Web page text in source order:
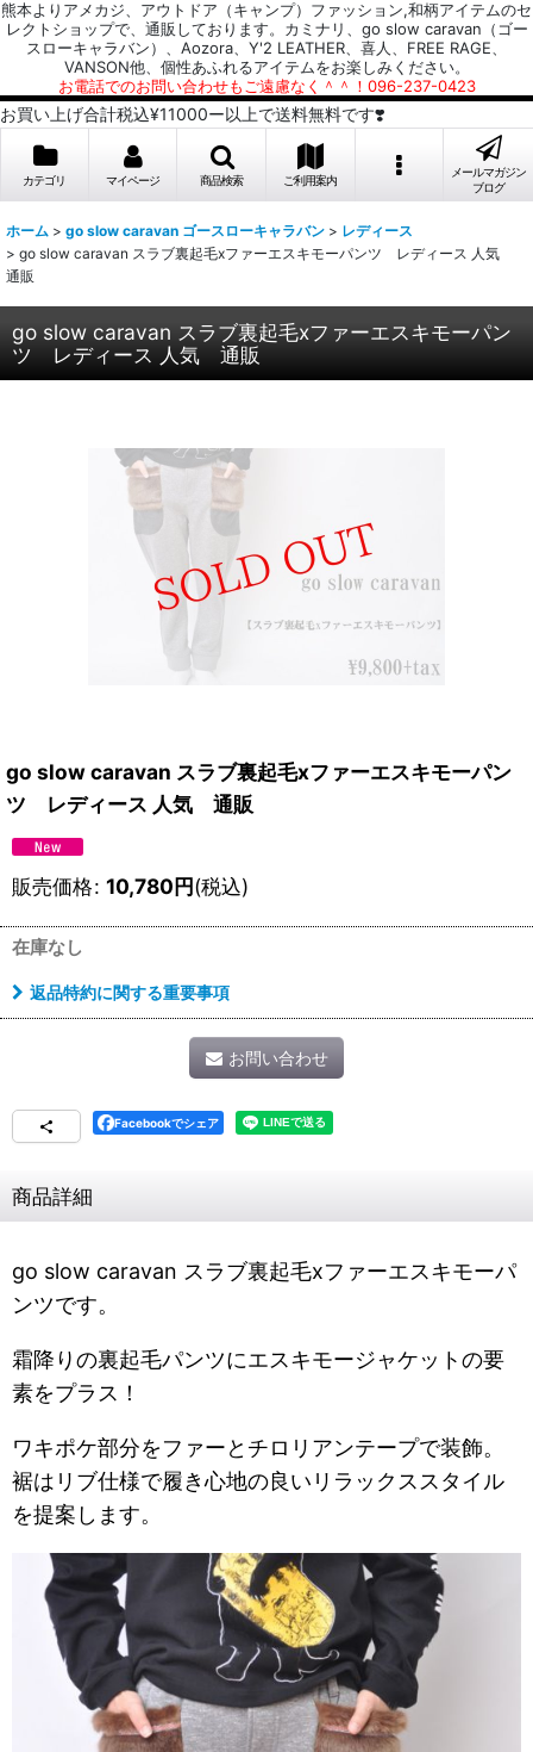
熊本よりアメカジ、アウトドア（キャンプ）ファッション,和柄アイテムのセ
レクトショップで、通販しております。カミナリ、go slow caravan（ゴー
スローキャラバン）、Aozora、Y'2 LEATHER、喜人、FREE RAGE、
VANSON他、個性あふれるアイテムをお楽しみください。
お電話でのお問い合わせもご遠慮なく＾＾！096-237-0423
お買い上げ合計税込¥11000ー以上で送料無料です❣️
カテゴリ マイページ 商品検索 ご利用案内
メールマガジン
ブログ
ホーム > go slow caravan ゴースローキャラバン > レディース
> go slow caravan スラブ裏起毛xファーエスキモーパンツ レディース 人気
通販
go slow caravan スラブ裏起毛xファーエスキモーパン
ツ レディース 人気 通販
go slow caravan スラブ裏起毛xファーエスキモーパン
ツ レディース 人気 通販
販売価格: 10,780円(税込)
在庫なし
返品特約に関する重要事項
お問い合わせ
Facebookでシェア
商品詳細
go slow caravan スラブ裏起毛xファーエスキモーパ
ンツです。
霜降りの裏起毛パンツにエスキモージャケットの要
素をプラス！
ワキポケ部分をファーとチロリアンテープで装飾。
裾はリブ仕様で履き心地の良いリラックススタイル
を提案します。